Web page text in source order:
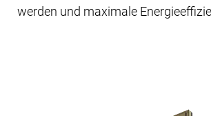
werden und maximale